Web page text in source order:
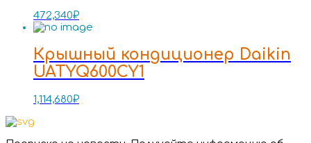
472,340₽
Крышный кондиционер Daikin
UATYQ600CY1
1,114,680₽